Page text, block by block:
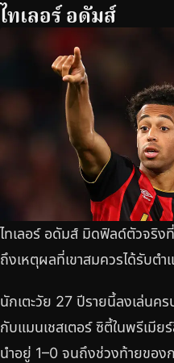
ไทเลอร์ อดัมส์
ไทเลอร์ อดัมส์ มิดฟิลด์ตัวจริงที่
ถึงเหตุผลที่เขาสมควรได้รับต
นักเตะวัย 27 ปีรายนี้ลงเล่นค
กับแมนเชสเตอร์ ซิตี้ในพรีเมี
นำอยู่ 1–0 จนถึงช่วงท้ายของ